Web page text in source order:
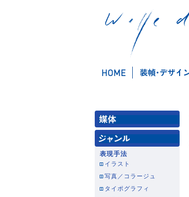
表現手法
イラスト
写真／コラージュ
タイポグラフィ